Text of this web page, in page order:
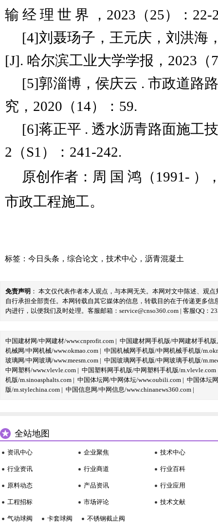
输 经 理 世 界 ，2023（25）：22-
[4]刘聂玚子，王元庆，刘洪海
[J]. 哈尔滨工业大学学报，2023（
[5]郭淄博，侯庆云 . 市政道路
究，2020（14）：59.
[6]蒋正平 . 透水沥青路面施工
2（S1）：241-242.
原创作者：周 国 鸿（1991- ）
市政工程施工。
标签： 今日头条 ， 综合论文 ， 技术中心 ， 沥青混凝土
免责声明 ： 本文仅代表作者本人观点，与本网无关。本网对文中陈述、观
自行承担全部责任。本网转载自其它媒体的信息，转载目的在于传递更多
内进行，以便我们及时处理。客服邮箱：service@cnso360.com | 客服QQ：
中国建材网/中网建材/www.cnprofit.com | 中国建材网手机版/中网建材手机版
机械网/中网机械/www.okmao.com | 中国机械网手机版/中网机械手机版/
玻璃网/中网玻璃/www.meesm.com | 中国玻璃网手机版/中网玻璃手机版/
中网塑料/www.vlevle.com | 中国塑料网手机版/中网塑料手机版/m.vlevle.com
机版/m.sinoasphalts.com | 中国体坛网/中网体坛/www.oubili.com | 中国体坛
版/m.stylechina.com | 中国信息网/中网信息/www.chinanews360.com |
全站地图
资讯中心
行业资讯
原料动态
工程招标
企业聚焦
行业商道
产品资讯
市场评论
技术中心
行业百科
行业应用
技术文献
气动球阀 卡套球阀 不锈钢截止阀